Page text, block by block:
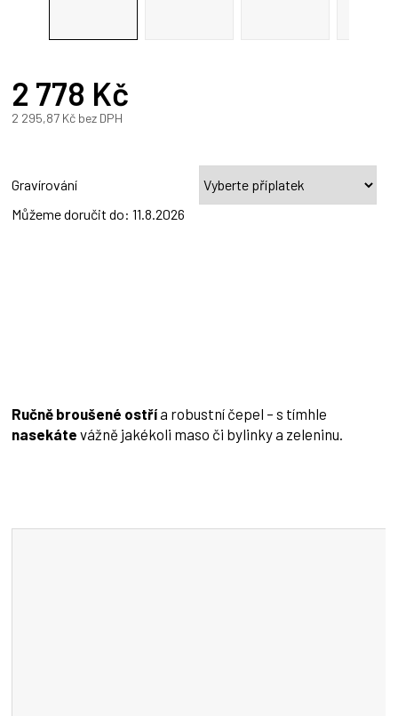
2 778 Kč
2 295,87 Kč bez DPH
Gravírování
Můžeme doručit do: 11.8.2026
Ručně broušené ostřía robustní čepel – s tímhle
nasekáte vážně jakékoli maso či bylinky a zeleninu.